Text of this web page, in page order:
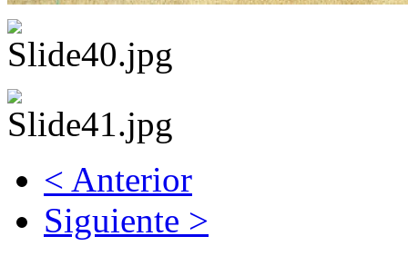
< Anterior
Siguiente >